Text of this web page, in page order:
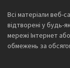
Всі матеріали веб-
відтворені у будь-
мережі Інтернет
обмежень за